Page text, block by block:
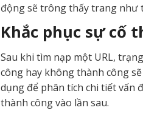
động sẽ trông thấy trang như
Khắc phục sự cố
Sau khi tìm nạp một URL,
công hay không thành công
dụng để phân tích chi tiết vấn
thành công vào lần sau.